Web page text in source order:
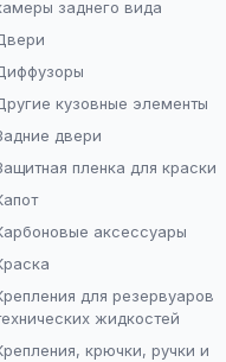
заднего вида
кузовные элементы
двери
пленка для краски
аксессуары
для резервуаров
жидкостей
крючки, ручки и